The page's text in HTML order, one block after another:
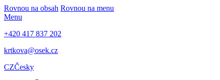
Rovnou na obsah Rovnou na menu
Menu
+420 417 837 202
krtkova@osek.cz
CZČesky